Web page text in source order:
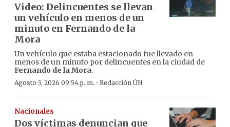
Video: Delincuentes se llevan
un vehículo en menos de un
minuto en Fernando de la
Mora
Un vehículo que estaba estacionado fue llevado en
menos de un minuto por delincuentes en la ciudad de
Fernando de la Mora.
Agosto 5, 2026 09:54 p. m. · Redacción ÚH
Nacionales
Dos víctimas denuncian que